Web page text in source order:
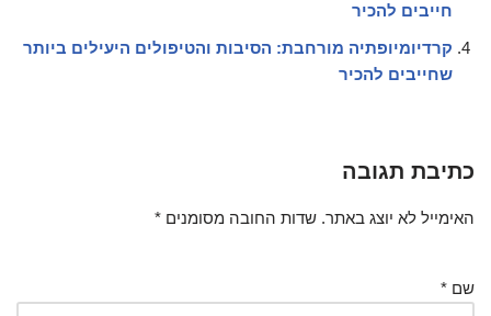
חייבים להכיר
קרדיומיופתיה מורחבת: הסיבות והטיפולים היעילים ביותר
שחייבים להכיר
כתיבת תגובה
האימייל לא יוצג באתר. שדות החובה מסומנים *
שם *